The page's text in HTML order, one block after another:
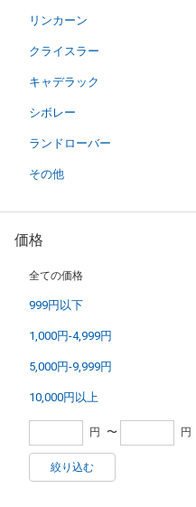
リンカーン
クライスラー
キャデラック
シボレー
ランドローバー
その他
価格
全ての価格
999円以下
1,000円-4,999円
5,000円-9,999円
10,000円以上
円 〜 円
絞り込む